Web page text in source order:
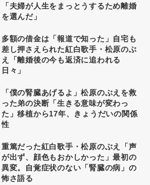
「夫婦が人生をまっとうするため離婚
を選んだ」
多額の借金は「報道で知った」自宅も
差し押さえられた紅白歌手・松原のぶ
え「離婚後の今も返済に追われる
日々」
「僕の腎臓あげるよ」松原のぶえを救
った弟の決断「生きる意味が変わっ
た」移植から17年、きょうだいの関係
性
重篤だった紅白歌手・松原のぶえ「声
が出ず、顔色もおかしかった」最初の
異変。自覚症状のない「腎臓の病」の
怖さ語る